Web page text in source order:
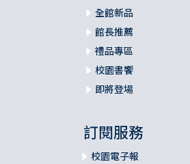
全館新品
館長推薦
禮品專區
校園書饗
即將登場
訂閱服務
校園電子報